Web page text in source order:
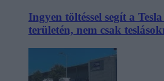
Ingyen töltéssel segít a
területén, nem csak